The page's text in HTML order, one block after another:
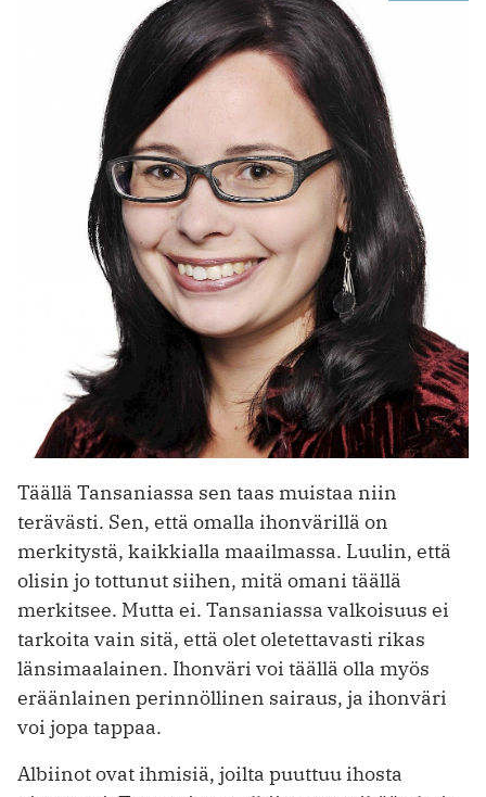
Täällä Tansaniassa sen taas muistaa niin
terävästi. Sen, että omalla ihonvärillä on
merkitystä, kaikkialla maailmassa. Luulin, että
olisin jo tottunut siihen, mitä omani täällä
merkitsee. Mutta ei. Tansaniassa valkoisuus ei
tarkoita vain sitä, että olet oletettavasti rikas
länsimaalainen. Ihonväri voi täällä olla myös
eräänlainen perinnöllinen sairaus, ja ihonväri
voi jopa tappaa.
Albiinot ovat ihmisiä, joilta puuttuu ihosta